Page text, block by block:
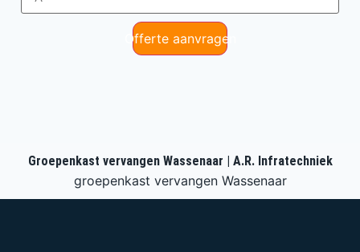
Offerte aanvragen
Groepenkast vervangen Wassenaar | A.R. Infratechniek
groepenkast vervangen Wassenaar